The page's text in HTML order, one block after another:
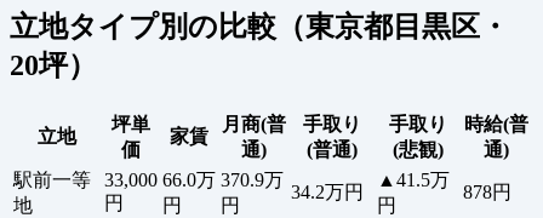
立地タイプ別の比較（東京都目黒区・
20坪）
立地
坪単
価
家賃
月商(普
通)
手取り
(普通)
手取り
(悲観)
時給(普
通)
駅前一等
地
33,000
円
66.0万
円
370.9万
円
34.2万円
▲41.5万
円
878円